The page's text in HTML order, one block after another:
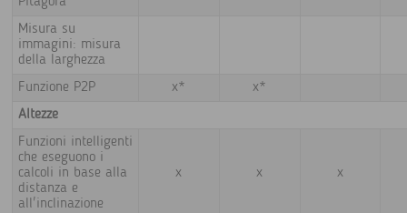
Misura su
immagini: misura
della larghezza
Funzione P2P
x*
x*
Altezze
Funzioni intelligenti
che eseguono i
calcoli in base alla
distanza e
all'inclinazione
x x x